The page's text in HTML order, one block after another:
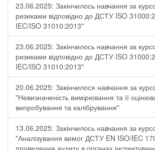
23.06.2025: Закінчилось навчання за
ризиками відповідно до ДСТУ ISO
IEC/ISO 31010:2013"
23.06.2025: Закінчилось навчання за
ризиками відповідно до ДСТУ ISO
IEC/ISO 31010:2013"
20.06.2025: Закінчилося навчання за
"Невизначеність вимірювання та її
випробування та калібрування"
13.06.2025: Закінчилось навчання за
"Аналізування вимог ДСТУ EN ISO/IEC
проведення аудиту в органах